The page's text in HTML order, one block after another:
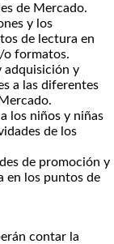
de Mercado.
y los
de lectura en
o formatos.
adquisición y
a las diferentes
los niños y niñas
de los
de promoción y
en los puntos de
contar la